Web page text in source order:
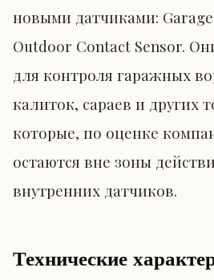
новыми датчиками: Garage
Outdoor Contact Sensor.
для контроля гаражных
калиток, сараев и других
которые, по оценке
остаются вне зоны
внутренних датчиков.
Технические